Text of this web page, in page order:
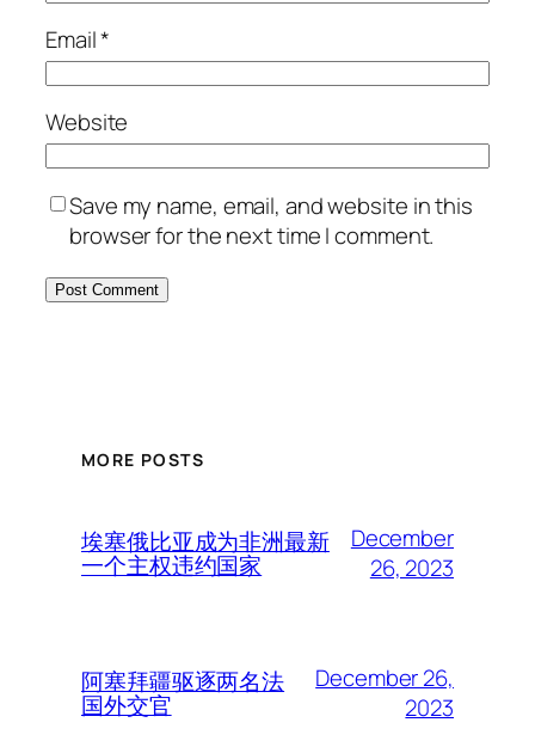
Email*
Website
Save my name, email, and website in this
browser for the next time I comment.
MORE POSTS
埃塞俄比亚成为非洲最新
一个主权违约国家
December
26, 2023
阿塞拜疆驱逐两名法
国外交官
December 26,
2023